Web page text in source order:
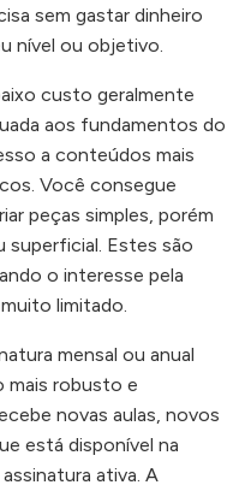
sem gastar dinheiro
nível ou objetivo.
custo geralmente
aos fundamentos do
a conteúdos mais
Você consegue
peças simples, porém
superficial. Estes são
o interesse pela
limitado.
mensal ou anual
mais robusto e
novas aulas, novos
está disponível na
ativa. A